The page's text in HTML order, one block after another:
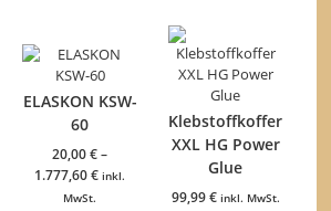
können
Produktseite
Varianten
Optionen
können
Produktseite
gewählt
auf
der
ELASKON KSW-
60
20,00€–
1.777,60€ inkl.
MwSt.
Klebstoffkoffer
XXL HG Power
Glue
99,99€ inkl. MwSt.